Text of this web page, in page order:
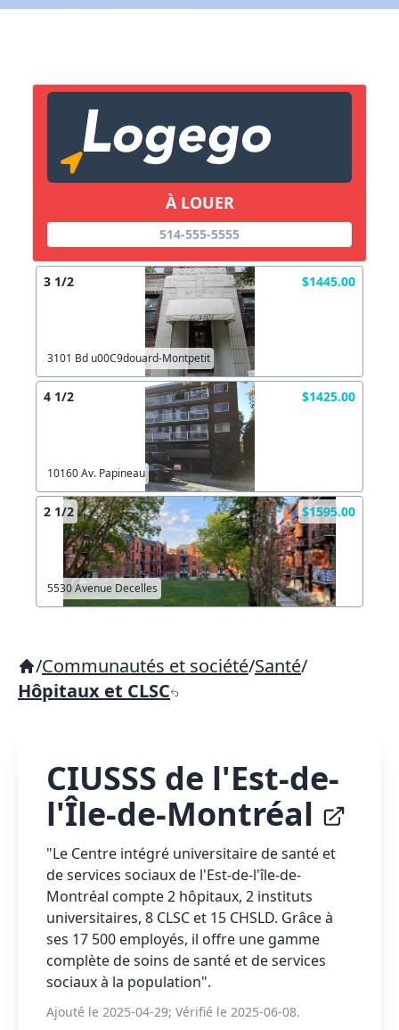
À LOUER
514-555-5555
3 1/2 $1445.00
3101 Bd u00C9douard-Montpetit
4 1/2 $1425.00
10160 Av. Papineau
2 1/2 $1595.00
5530 Avenue Decelles
/Communautés et société/Santé/
Hôpitaux et CLSC
CIUSSS de l'Est-de-
l'Île-de-Montréal
"Le Centre intégré universitaire de santé et
de services sociaux de l'Est-de-l'île-de-
Montréal compte 2 hôpitaux, 2 instituts
universitaires, 8 CLSC et 15 CHSLD. Grâce à
ses 17 500 employés, il offre une gamme
complète de soins de santé et de services
sociaux à la population".
Ajouté le 2025-04-29; Vérifié le 2025-06-08.
Copier lien